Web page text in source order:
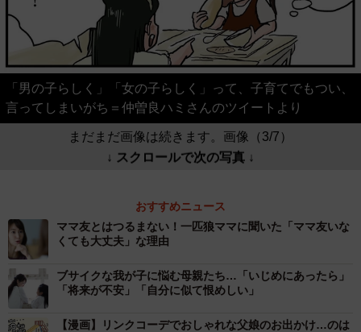
「男の子らしく」「女の子らしく」って、子育てでもつい、
言ってしまいがち＝仲曽良ハミさんのツイートより
まだまだ画像は続きます。画像（3/7）
↓ スクロールで次の写真 ↓
おすすめニュース
ママ友とはつるまない！一匹狼ママに聞いた「ママ友いな
くても大丈夫」な理由
ブサイクな我が子に悩む母親たち…「いじめにあったら」
「将来が不安」「自分に似て恨めしい」
【漫画】リンクコーデでおしゃれな父娘のお出かけ…のは